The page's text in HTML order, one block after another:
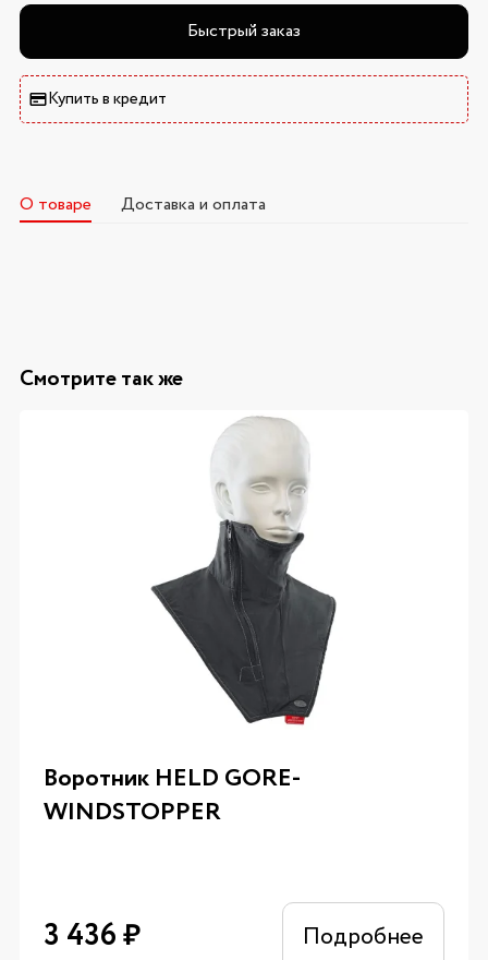
Быстрый заказ
Купить в кредит
О товаре Доставка и оплата
Смотрите так же
Воротник HELD GORE-
WINDSTOPPER
3 436₽ Подробнее